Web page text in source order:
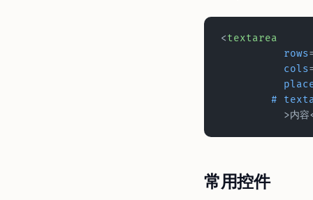
<textarea
          rows
          cols
	#
>
常用控件